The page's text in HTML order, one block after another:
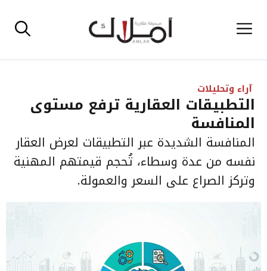
إلى القائمة
آراء وتحليلات
التطبيقات العقارية ترفع مستوى
المنافسة
المنافسة الشديدة عبر التطبيقات لعرض العقار
نفسه من عدة وسطاء، تُحجم قيمتهم المهنية
وتركز الصراع على السعر والعمولة.